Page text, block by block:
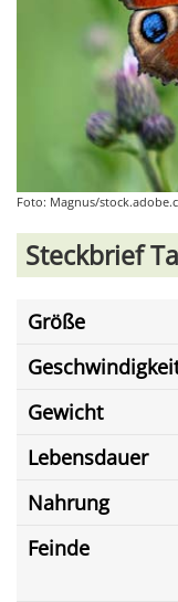
Foto: Magnus/
Steckbrief
Größe
Gewicht
Lebensdauer
Nahrung
Feinde